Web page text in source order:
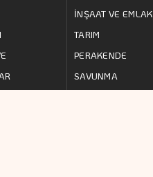
İNŞAAT VE EMLAK
TARIM
PERAKENDE
SAVUNMA